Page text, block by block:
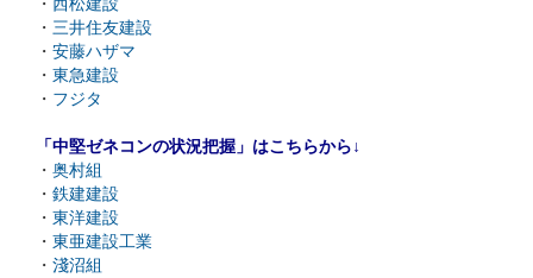
・ 三井住友建設
・ 安藤ハザマ
・ 東急建設
・ フジタ
「中堅ゼネコンの状況把握」はこちらから↓
・ 奥村組
・ 鉄建建設
・ 東洋建設
・ 東亜建設工業
・ 淺沼組